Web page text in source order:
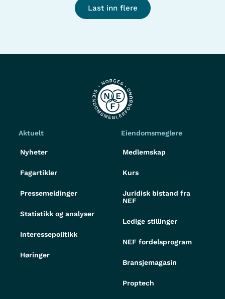
Last inn flere
Aktuelt
Nyheter
Fagartikler
Pressemeldinger
Statistikk og analyser
Interessepolitikk
Høringer
Eiendomsmeglere
Medlemskap
Kurs
Juridisk bistand fra
NEF
Ledige stillinger
NEF fordelsprogram
Bransjemagasin
Proptech